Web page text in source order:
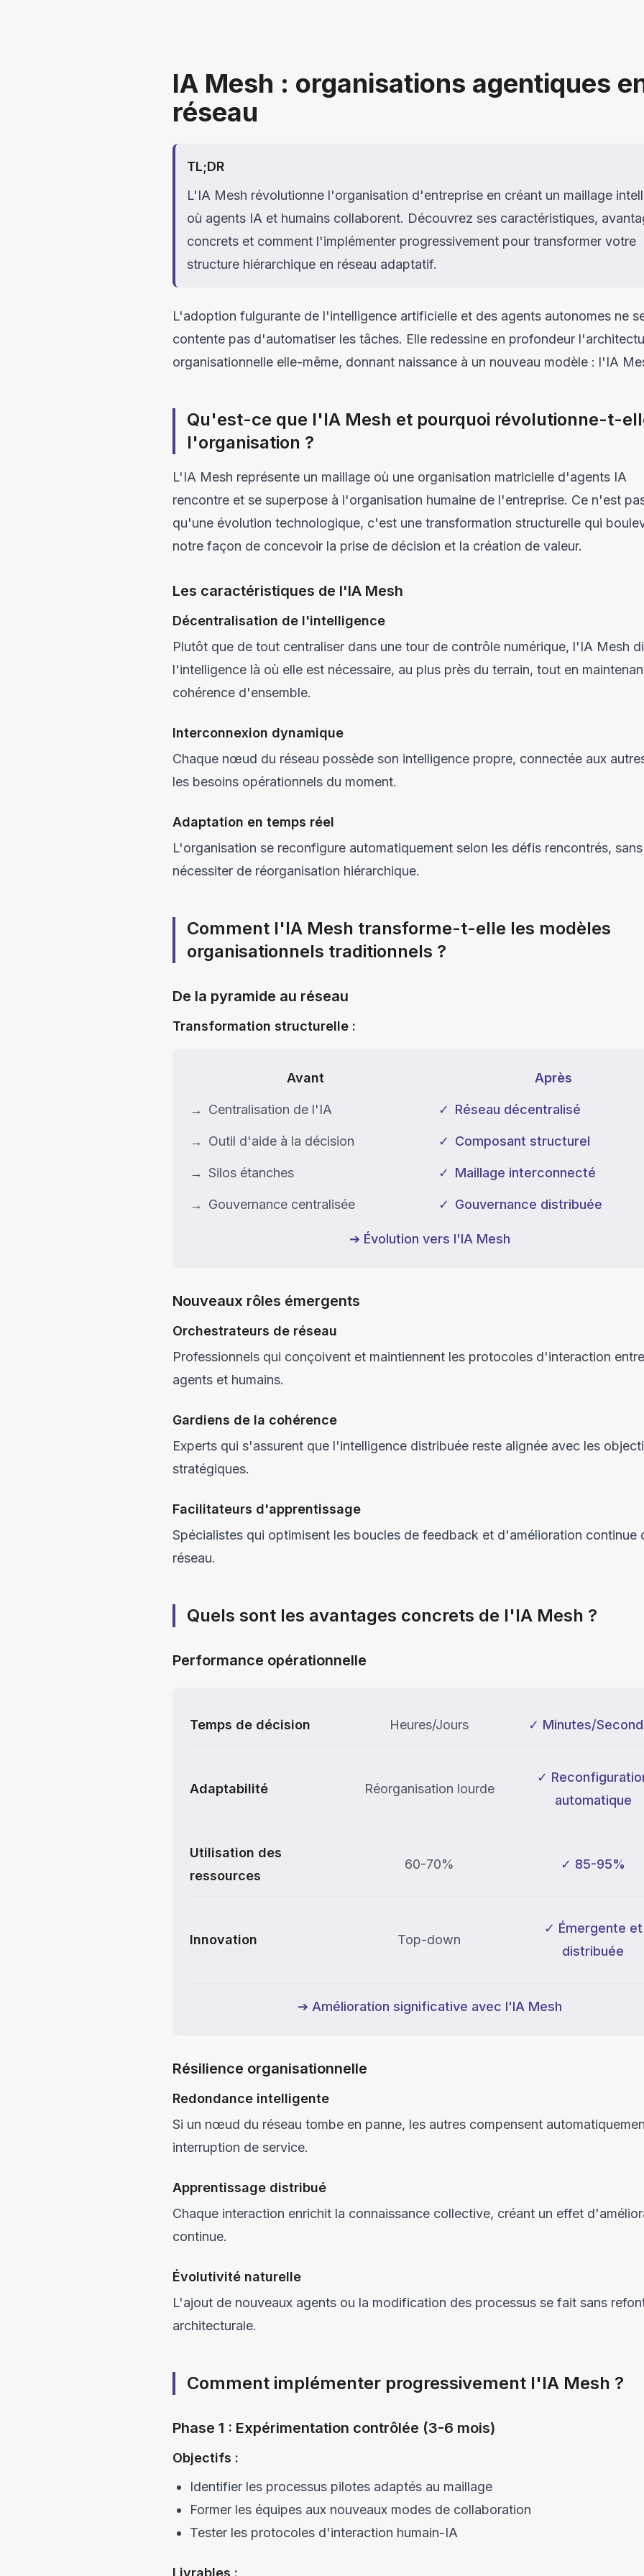
IA Mesh : organisations agentiques
réseau
TL;DR
L'IA Mesh révolutionne l'organisation d'entreprise en créant un maillage
où agents IA et humains collaborent. Découvrez ses caractéristiques,
concrets et comment l'implémenter progressivement pour transformer votre
structure hiérarchique en réseau adaptatif.
L'adoption fulgurante de l'intelligence artificielle et des agents autonomes ne
contente pas d'automatiser les tâches. Elle redessine en profondeur
organisationnelle elle-même, donnant naissance à un nouveau modèle : l'IA
Qu'est-ce que l'IA Mesh et pourquoi révolutionne-t-
l'organisation ?
L'IA Mesh représente un maillage où une organisation matricielle d'agents IA
rencontre et se superpose à l'organisation humaine de l'entreprise. Ce n'est
qu'une évolution technologique, c'est une transformation structurelle qui
notre façon de concevoir la prise de décision et la création de valeur.
Les caractéristiques de l'IA Mesh
Décentralisation de l'intelligence
Plutôt que de tout centraliser dans une tour de contrôle numérique, l'IA Mesh
l'intelligence là où elle est nécessaire, au plus près du terrain, tout en
cohérence d'ensemble.
Interconnexion dynamique
Chaque nœud du réseau possède son intelligence propre, connectée aux
les besoins opérationnels du moment.
Adaptation en temps réel
L'organisation se reconfigure automatiquement selon les défis rencontrés, sans
nécessiter de réorganisation hiérarchique.
Comment l'IA Mesh transforme-t-elle les modèles
organisationnels traditionnels ?
De la pyramide au réseau
Transformation structurelle :
Avant
→ Centralisation de l'IA
→ Outil d'aide à la décision
→ Silos étanches
→ Gouvernance centralisée
Après
✓ Réseau décentralisé
✓ Composant structurel
✓ Maillage interconnecté
✓ Gouvernance distribuée
➔ Évolution vers l'IA Mesh
Nouveaux rôles émergents
Orchestrateurs de réseau
Professionnels qui conçoivent et maintiennent les protocoles d'interaction entre
agents et humains.
Gardiens de la cohérence
Experts qui s'assurent que l'intelligence distribuée reste alignée avec les
stratégiques.
Facilitateurs d'apprentissage
Spécialistes qui optimisent les boucles de feedback et d'amélioration continue
réseau.
Quels sont les avantages concrets de l'IA Mesh ?
Performance opérationnelle
Temps de décision Heures/Jours ✓ Minutes/
Adaptabilité Réorganisation lourde
✓
automatique
Utilisation des
ressources
60-70% ✓ 85-95%
Innovation Top-down
✓ Émergente et
distribuée
➔ Amélioration significative avec l'IA Mesh
Résilience organisationnelle
Redondance intelligente
Si un nœud du réseau tombe en panne, les autres compensent
interruption de service.
Apprentissage distribué
Chaque interaction enrichit la connaissance collective, créant un effet
continue.
Évolutivité naturelle
L'ajout de nouveaux agents ou la modification des processus se fait sans
architecturale.
Comment implémenter progressivement l'IA Mesh ?
Phase 1 : Expérimentation contrôlée (3-6 mois)
Objectifs :
Identifier les processus pilotes adaptés au maillage
Former les équipes aux nouveaux modes de collaboration
Tester les protocoles d'interaction humain-IA
Livrables :